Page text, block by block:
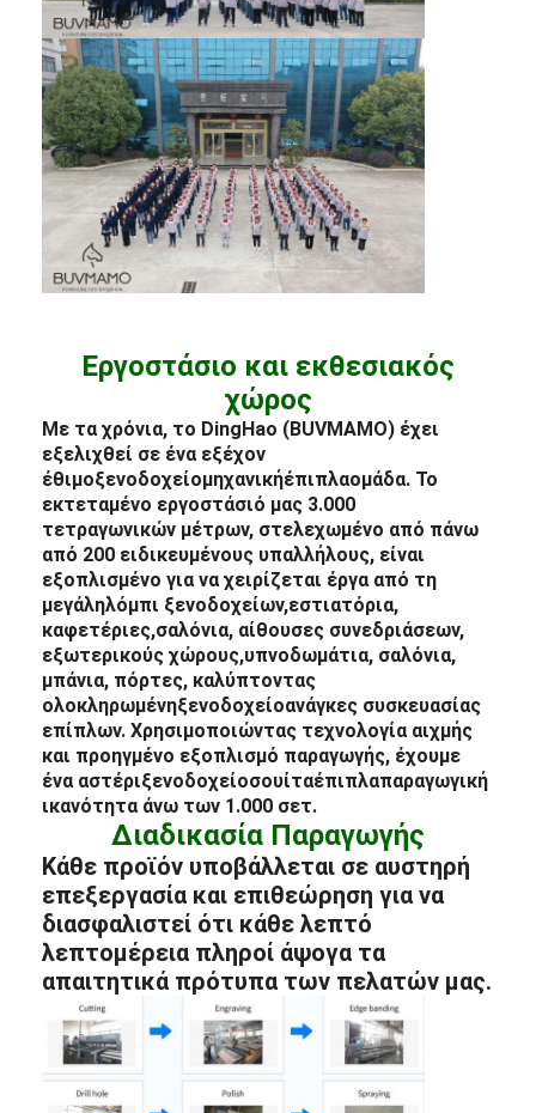
Εργοστάσιο και εκθεσιακός
χώρος
Με τα χρόνια, το DingHao (BUVMAMO) έχει
εξελιχθεί σε ένα εξέχον
έθιμοξενοδοχείομηχανικήέπιπλαομάδα. Το
εκτεταμένο εργοστάσιό μας 3.000
τετραγωνικών μέτρων, στελεχωμένο από πάνω
από 200 ειδικευμένους υπαλλήλους, είναι
εξοπλισμένο για να χειρίζεται έργα από τη
μεγάληλόμπι ξενοδοχείων,εστιατόρια,
καφετέριες,σαλόνια, αίθουσες συνεδριάσεων,
εξωτερικούς χώρους,υπνοδωμάτια, σαλόνια,
μπάνια, πόρτες, καλύπτοντας
ολοκληρωμένηξενοδοχείοανάγκες συσκευασίας
επίπλων. Χρησιμοποιώντας τεχνολογία αιχμής
και προηγμένο εξοπλισμό παραγωγής, έχουμε
ένα αστέριξενοδοχείοσουίταέπιπλαπαραγωγική
ικανότητα άνω των 1.000 σετ.
Διαδικασία Παραγωγής
Κάθε προϊόν υποβάλλεται σε αυστηρή
επεξεργασία και επιθεώρηση για να
διασφαλιστεί ότι κάθε λεπτό
λεπτομέρεια πληροί άψογα τα
απαιτητικά πρότυπα των πελατών μας.